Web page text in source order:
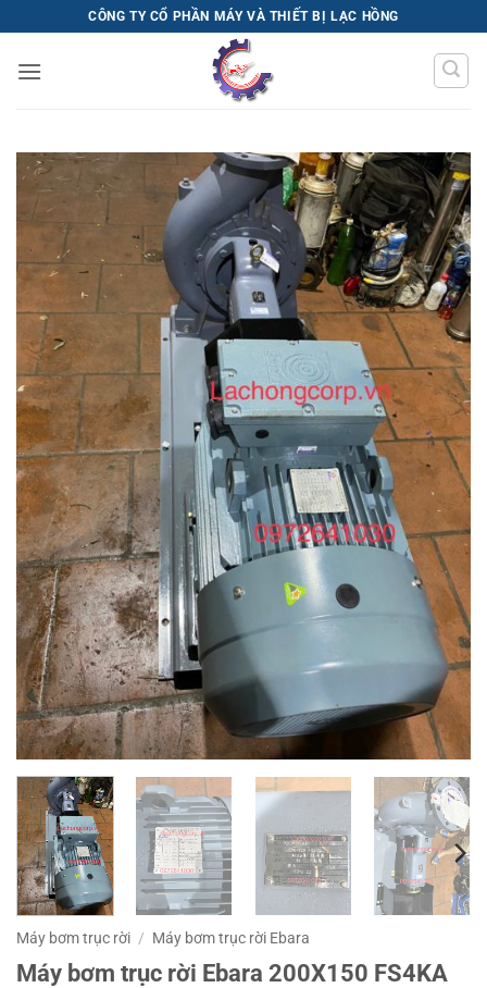
qua
nội
CÔNG TY CỔ PHẦN MÁY VÀ THIẾT BỊ LẠC HỒNG
Máy bơm trục rời / Máy bơm trục rời Ebara
Máy bơm trục rời Ebara 200X150 FS4KA